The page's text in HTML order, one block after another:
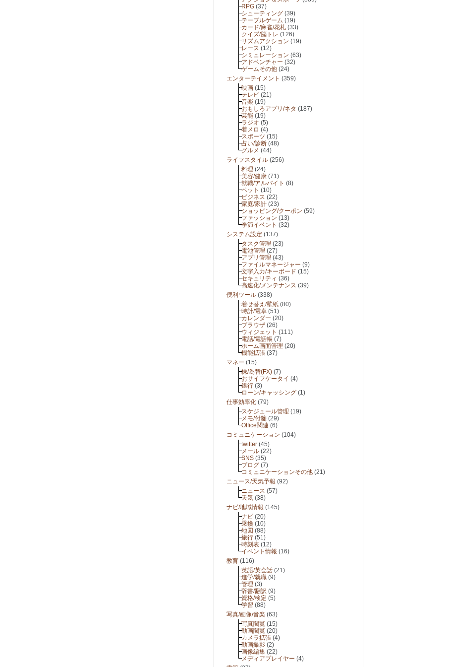
RPG (37)
シューティング (39)
テーブルゲーム (19)
カード/麻雀/花札 (33)
クイズ/脳トレ (126)
リズムアクション (19)
レース (12)
シミュレーション (63)
アドベンチャー (32)
ゲームその他 (24)
エンターテイメント (359)
映画 (15)
テレビ (21)
音楽 (19)
おもしろアプリ/ネタ (187)
芸能 (19)
ラジオ (5)
着メロ (4)
スポーツ (15)
占い/診断 (48)
グルメ (44)
ライフスタイル (256)
料理 (24)
美容/健康 (71)
就職/アルバイト (8)
ペット (10)
ビジネス (22)
家庭/家計 (23)
ショッピング/クーポン (59)
ファッション (13)
季節イベント (32)
システム設定 (137)
タスク管理 (23)
電池管理 (27)
アプリ管理 (43)
ファイルマネージャー (9)
文字入力/キーボード (15)
セキュリティ (36)
高速化/メンテナンス (39)
便利ツール (338)
着せ替え/壁紙 (80)
時計/電卓 (51)
カレンダー (20)
ブラウザ (26)
ウィジェット (111)
電話/電話帳 (7)
ホーム画面管理 (20)
機能拡張 (37)
マネー (15)
株/為替(FX) (7)
おサイフケータイ (4)
銀行 (3)
ローン/キャッシング (1)
仕事効率化 (79)
スケジュール管理 (19)
メモ/付箋 (29)
Office関連 (6)
コミュニケーション (104)
twitter (45)
メール (22)
SNS (35)
ブログ (7)
コミュニケーションその他 (21)
ニュース/天気予報 (92)
ニュース (57)
天気 (38)
ナビ/地域情報 (145)
ナビ (20)
乗換 (10)
地図 (88)
旅行 (51)
時刻表 (12)
イベント情報 (16)
教育 (116)
英語/英会話 (21)
進学/就職 (9)
管理 (3)
辞書/翻訳 (9)
資格/検定 (5)
学習 (88)
写真/画像/音楽 (63)
写真閲覧 (15)
動画閲覧 (20)
カメラ拡張 (4)
動画撮影 (2)
画像編集 (22)
メディアプレイヤー (4)